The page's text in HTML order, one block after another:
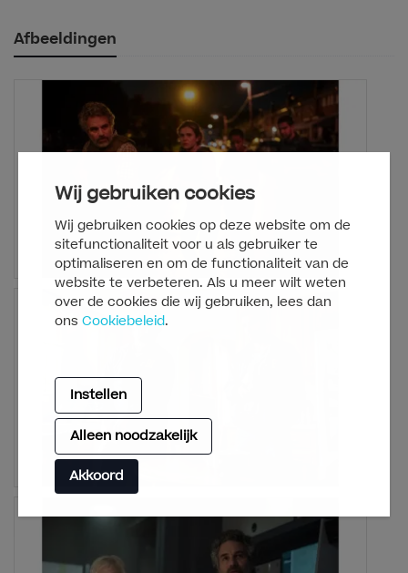
Wij gebruiken cookies
Wij gebruiken cookies op deze website om de
sitefunctionaliteit voor u als gebruiker te
optimaliseren en om de functionaliteit van de
website te verbeteren. Als u meer wilt weten
over de cookies die wij gebruiken, lees dan
ons Cookiebeleid.
Instellen
Alleen noodzakelijk
Akkoord
Afbeeldingen